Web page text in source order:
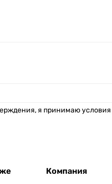
я принимаю условия
Компания